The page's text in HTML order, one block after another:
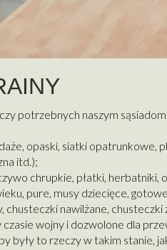
potrzebnych naszym
opaski, siatki opatrunkowe,
itd.);
chrupkie, płatki,
pure, musy dziecięce,
nawilżane, chusteczki
wojny i dozwolone dla
były to rzeczy w takim stanie,